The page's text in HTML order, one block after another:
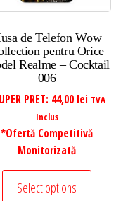
de Telefon Wow
pentru Orice
Realme – Cocktail
006
PRET: 44,00 lei TVA
Inclus
*Ofertă Competitivă
Monitorizată
Select options